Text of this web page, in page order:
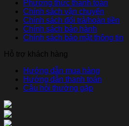
Phương thức thanh toán
Chính sách vận chuyển
Chính sách đổi trả/hoàn tiền
Chính sách bảo hành
Chính sách bảo mật thông tin
Hỗ trợ khách hàng
Hướng dẫn mua hàng
Hướng dẫn thanh toán
Câu hỏi thường gặp